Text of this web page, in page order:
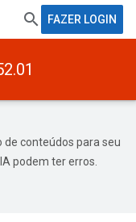
FAZER LOGIN
de conteúdos para seu
podem ter erros.